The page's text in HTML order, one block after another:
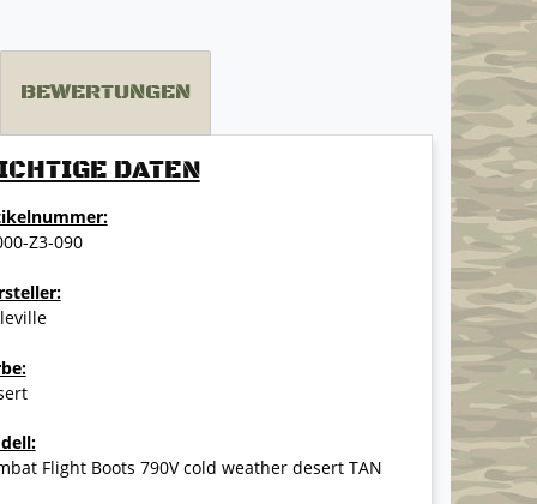
BEWERTUNGEN
DATEN
Z3-090
Flight Boots 790V cold weather desert TAN